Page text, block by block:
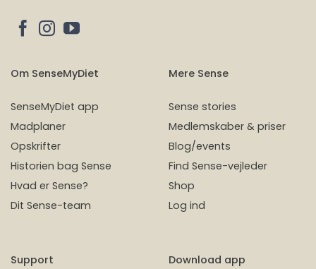
Om SenseMyDiet
SenseMyDiet app
Madplaner
Opskrifter
Historien bag Sense
Hvad er Sense?
Dit Sense-team
Mere Sense
Sense stories
Medlemskaber & priser
Blog/events
Find Sense-vejleder
Shop
Log ind
Support Download app